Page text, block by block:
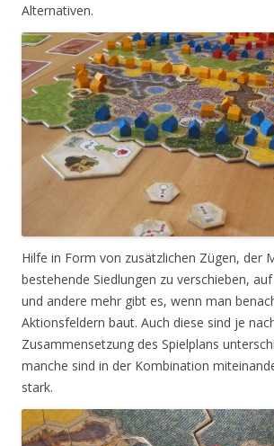
Alternativen.
Hilfe in Form von zusätzlichen Zügen, der
bestehende Siedlungen zu verschieben,
und andere mehr gibt es, wenn man
Aktionsfeldern baut. Auch diese sind je
Zusammensetzung des Spielplans
manche sind in der Kombination
stark.